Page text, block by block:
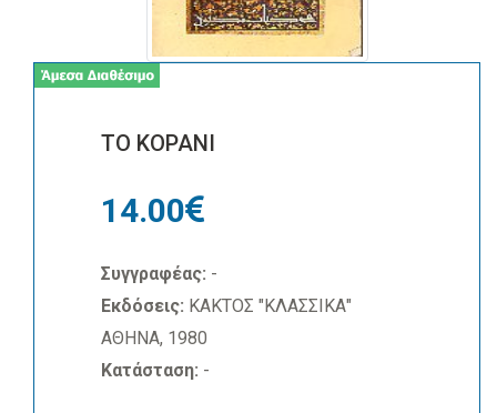
ΤΟ ΚΟΡΑΝΙ
14.00
Συγγραφέας: -
Εκδόσεις: ΚΑΚΤΟΣ "ΚΛΑΣΣΙΚΑ"
ΑΘΗΝΑ, 1980
Κατάσταση: -